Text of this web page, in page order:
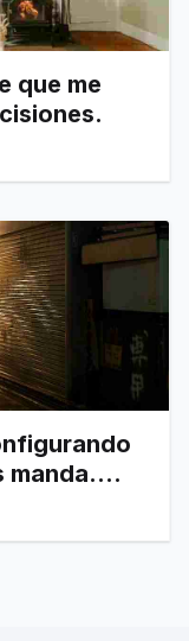
que me
manda.